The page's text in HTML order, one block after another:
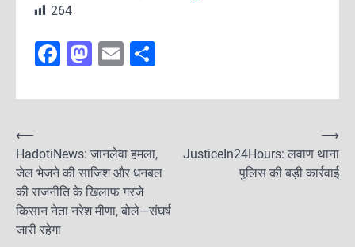
264
F
c
b
o
o
k
M
st
d
o
n
E
ai ar
P
o
s
t
n
⟵
HadotiNews: जानलेवा हमला,
जेल भेजने की साजिश और धनबल
की राजनीति के खिलाफ गरजे
किसान नेता नरेश मीणा, बोले—संघर्ष
जारी रहेगा
JusticeIn24Hours: लवाण थाना
पुलिस की बड़ी कार्रवाई
⟶